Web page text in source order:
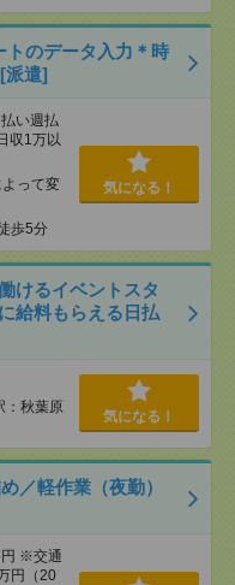
トのデータ入力＊時
派遣]
い週払
収1万以
って変
歩5分
気になる！
けるイベントスタ
給料もらえる日払
：秋葉原
気になる！
／軽作業（夜勤）
円 ※交通
円（20